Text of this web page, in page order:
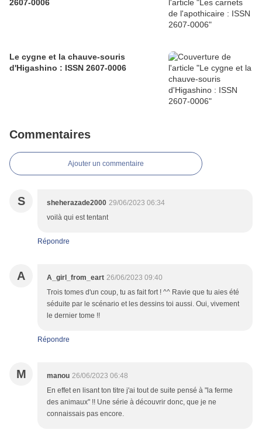
2607-0006
Le cygne et la chauve-souris
d'Higashino : ISSN 2607-0006
Commentaires
Ajouter un commentaire
S sheherazade2000 29/06/2023 06:34
voilà qui est tentant
Répondre
A A_girl_from_eart 26/06/2023 09:40
Trois tomes d'un coup, tu as fait fort ! ^^ Ravie que tu aies été
séduite par le scénario et les dessins toi aussi. Oui, vivement
le dernier tome !!
Répondre
M manou 26/06/2023 06:48
En effet en lisant ton titre j'ai tout de suite pensé à "la ferme
des animaux" !! Une série à découvrir donc, que je ne
connaissais pas encore.